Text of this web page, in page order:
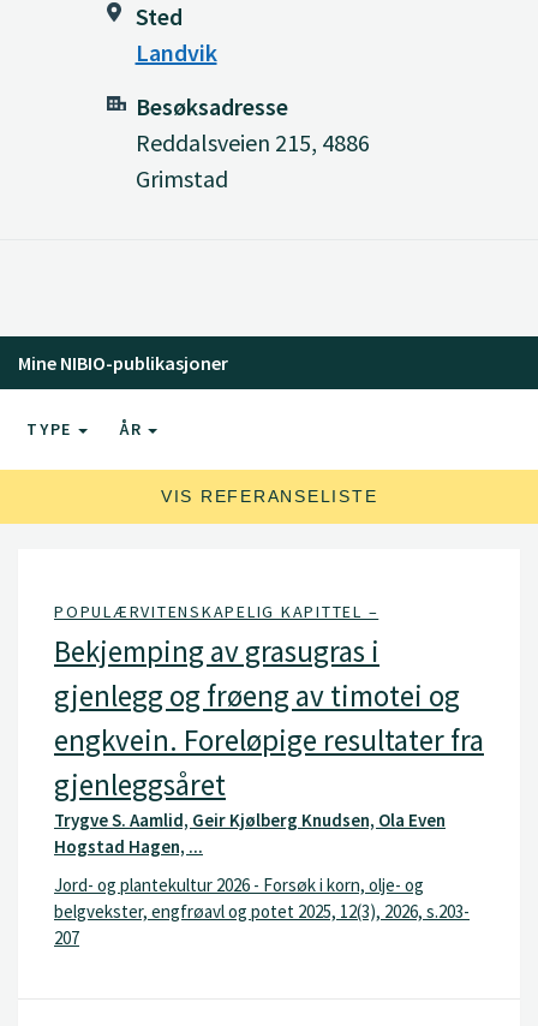
Sted
Landvik
Besøksadresse
Reddalsveien 215, 4886
Grimstad
Mine NIBIO-publikasjoner
TYPE ÅR
VIS REFERANSELISTE
POPULÆRVITENSKAPELIG KAPITTEL –
Bekjemping av grasugras i
gjenlegg og frøeng av timotei og
engkvein. Foreløpige resultater fra
gjenleggsåret
Trygve S. Aamlid, Geir Kjølberg Knudsen, Ola Even
Hogstad Hagen, ...
Jord- og plantekultur 2026 - Forsøk i korn, olje- og
belgvekster, engfrøavl og potet 2025, 12(3), 2026, s.203-
207